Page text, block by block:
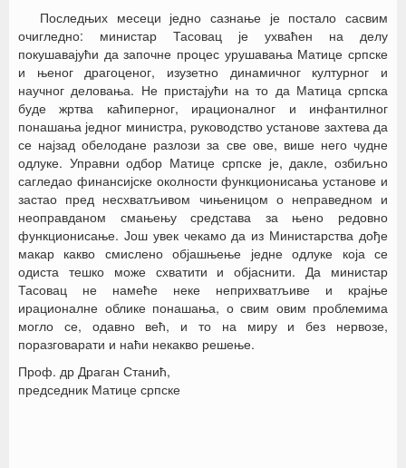
Последњих месеци једно сазнање је постало сасвим
очигледно: министар Тасовац је ухваћен на делу
покушавајући да започне процес урушавања Матице српске
и њеног драгоценог, изузетно динамичног културног и
научног деловања. Не пристајући на то да Матица српска
буде жртва каћиперног, ирационалног и инфантилног
понашања једног министра, руководство установе захтева да
се најзад обелодане разлози за све ове, више него чудне
одлуке. Управни одбор Матице српске је, дакле, озбиљно
сагледао финансијске околности функционисања установе и
застао пред несхватљивом чињеницом о неправедном и
неоправданом смањењу средстава за њено редовно
функционисање. Још увек чекамо да из Министарства дође
макар какво смислено објашњење једне одлуке која се
одиста тешко може схватити и објаснити. Да министар
Тасовац не намеће неке неприхватљиве и крајње
ирационалне облике понашања, о свим овим проблемима
могло се, одавно већ, и то на миру и без нервозе,
поразговарати и наћи некакво решење.
Проф. др Драган Станић,
председник Матице српске